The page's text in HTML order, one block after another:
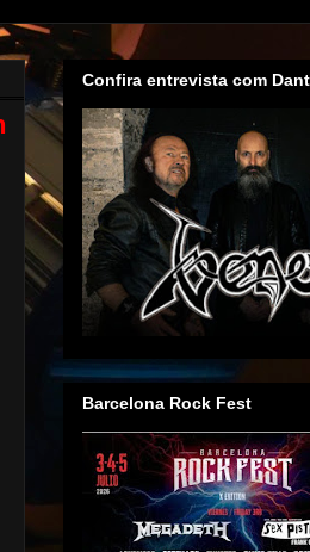
Confira entrevista com
Barcelona Rock Fest